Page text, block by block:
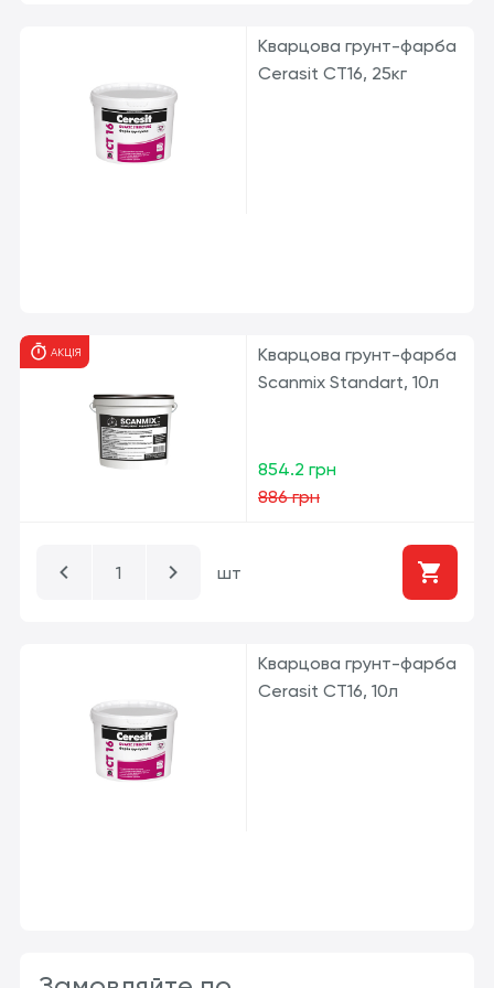
Кварцова грунт-фарба
Cerasit CT16, 25кг
АКЦІЯ
Кварцова грунт-фарба
Scanmix Standart, 10л
854.2 грн
886 грн
шт
Кварцова грунт-фарба
Cerasit CT16, 10л